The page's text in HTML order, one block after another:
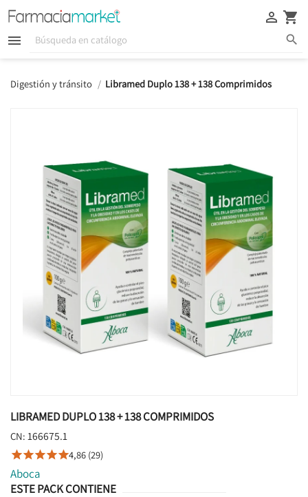
  
 
Digestión y tránsito Libramed Duplo 138 + 138 Comprimidos
LIBRAMED DUPLO 138 + 138 COMPRIMIDOS
CN: 166675.1
4,86 (29)
Aboca
ESTE PACK CONTIENE